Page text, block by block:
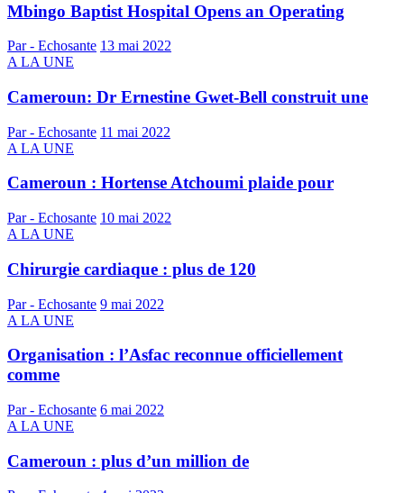
Mbingo Baptist Hospital Opens an Operating
Par - Echosante 13 mai 2022
A LA UNE
Cameroun: Dr Ernestine Gwet-Bell construit une
Par - Echosante 11 mai 2022
A LA UNE
Cameroun : Hortense Atchoumi plaide pour
Par - Echosante 10 mai 2022
A LA UNE
Chirurgie cardiaque : plus de 120
Par - Echosante 9 mai 2022
A LA UNE
Organisation : l’Asfac reconnue officiellement
comme
Par - Echosante 6 mai 2022
A LA UNE
Cameroun : plus d’un million de